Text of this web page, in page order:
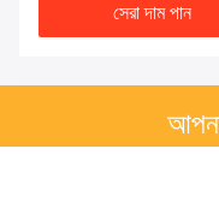
সেরা দাম পান